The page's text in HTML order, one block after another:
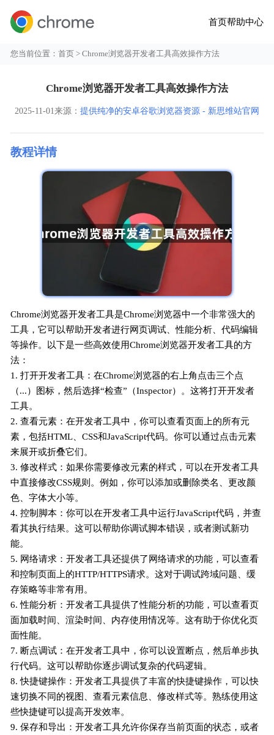
首页帮助中心
您当前位置：首页 > Chrome浏览器开发者工具高效操作方法
Chrome浏览器开发者工具高效操作方法
2025-11-01来源： 提供纯净的安卓谷歌浏览器资源 - 新思维站官网
教程详情
Chrome浏览器开发者工具是Chrome浏览器中一个非常强大的
工具，它可以帮助开发者进行网页调试、性能分析、代码编辑
等操作。以下是一些高效使用Chrome浏览器开发者工具的方
法：
1. 打开开发者工具：在Chrome浏览器的右上角点击三个点
（...）图标，然后选择“检查”（Inspector）。这将打开开发者
工具。
2. 查看元素：在开发者工具中，你可以查看页面上的所有元
素，包括HTML、CSS和JavaScript代码。你可以通过点击元素
来展开或折叠它们。
3. 修改样式：如果你需要修改元素的样式，可以在开发者工具
中直接修改CSS规则。例如，你可以添加或删除类名、更改颜
色、字体大小等。
4. 控制脚本：你可以在开发者工具中运行JavaScript代码，并查
看其执行结果。这可以帮助你调试脚本错误，或者测试新功
能。
5. 网络请求：开发者工具还提供了网络请求的功能，可以查看
和控制页面上的HTTP/HTTPS请求。这对于调试跨域问题、缓
存策略等非常有用。
6. 性能分析：开发者工具提供了性能分析的功能，可以查看页
面加载时间、渲染时间、内存使用情况等。这有助于你优化页
面性能。
7. 断点调试：在开发者工具中，你可以设置断点，然后单步执
行代码。这可以帮助你逐步调试复杂的代码逻辑。
8. 快捷键操作：开发者工具提供了丰富的快捷键操作，可以快
速切换不同的视图、查看元素信息、修改样式等。熟练使用这
些快捷键可以提高开发效率。
9. 保存和导出：开发者工具允许你保存当前页面的状态，或者